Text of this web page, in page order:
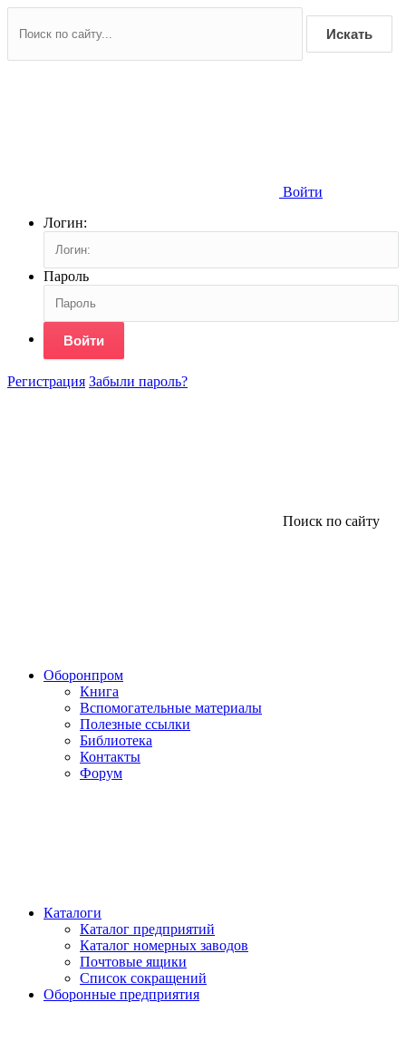
Искать
Войти
Логин:
Пароль
Войти
Регистрация Забыли пароль?
Поиск по сайту
Оборонпром
Книга
Вспомогательные материалы
Полезные ссылки
Библиотека
Контакты
Форум
Каталоги
Каталог предприятий
Каталог номерных заводов
Почтовые ящики
Список сокращений
Оборонные предприятия